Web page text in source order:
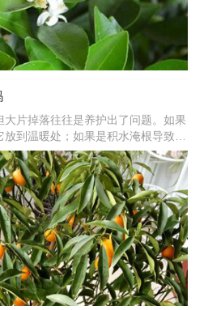
片掉落往往是养护出了问题。如果
到温暖处；如果是积水淹根导致
中取出，修剪根部后重新栽种；如
花之前，每周施一次酱渣水；如果
硫酸亚铁溶液或矾肥水浇灌。